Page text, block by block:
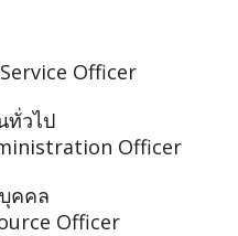
Officer
ทั่วไป
Officer
คคล
Officer